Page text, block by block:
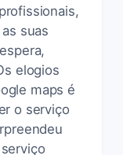
suas
elogios
maps é
o serviço